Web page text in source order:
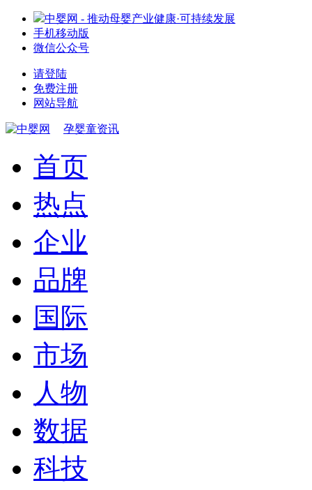
中婴网 - 推动母婴产业健康·可持续发展
手机移动版
微信公众号
请登陆
免费注册
网站导航
孕婴童资讯
首页
热点
企业
品牌
国际
市场
人物
数据
科技